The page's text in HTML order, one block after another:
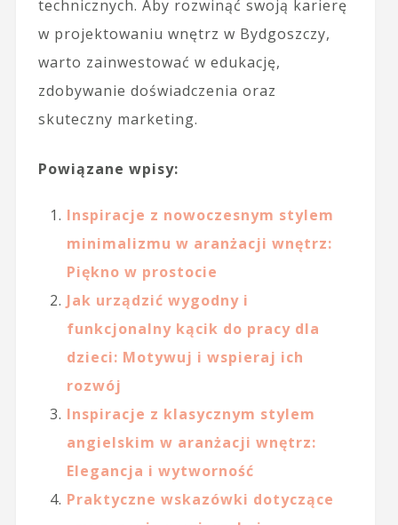
technicznych. Aby rozwinąć swoją karierę
w projektowaniu wnętrz w Bydgoszczy,
warto zainwestować w edukację,
zdobywanie doświadczenia oraz
skuteczny marketing.
Powiązane wpisy:
Inspiracje z nowoczesnym stylem
minimalizmu w aranżacji wnętrz:
Piękno w prostocie
Jak urządzić wygodny i
funkcjonalny kącik do pracy dla
dzieci: Motywuj i wspieraj ich
rozwój
Inspiracje z klasycznym stylem
angielskim w aranżacji wnętrz:
Elegancja i wytworność
Praktyczne wskazówki dotyczące